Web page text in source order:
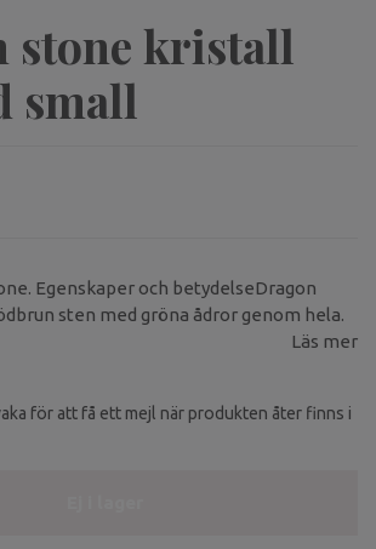
stone kristall
small
Egenskaper och betydelseDragon
sten med gröna ådror genom hela.
Läs mer
för att få ett mejl när produkten åter finns i